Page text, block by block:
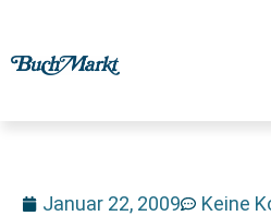
Januar 22, 2009 Keine